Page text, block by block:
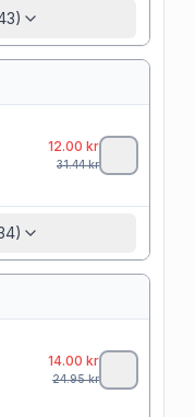
12.00 kr
31.44kr
14.00 kr
24.95kr